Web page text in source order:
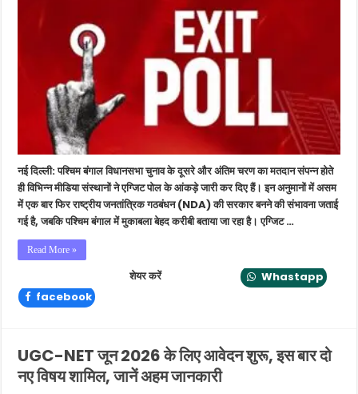
में
बंगाल
में
कांटे
की
टक्कर,
NDA
की
के
संकेत
नई दिल्ली: पश्चिम बंगाल विधानसभा चुनाव के दूसरे और अंतिम चरण का मतदान संपन्न होते
ही विभिन्न मीडिया संस्थानों ने एग्जिट पोल के आंकड़े जारी कर दिए हैं। इन अनुमानों में असम
में एक बार फिर राष्ट्रीय जनतांत्रिक गठबंधन (NDA) की सरकार बनने की संभावना जताई
गई है, जबकि पश्चिम बंगाल में मुकाबला बेहद करीबी बताया जा रहा है। एग्जिट …
Read More »
शेयर करें
Whastapp
facebook
UGC-NET जून 2026 के लिए आवेदन शुरू, इस बार दो
नए विषय शामिल, जानें अहम जानकारी